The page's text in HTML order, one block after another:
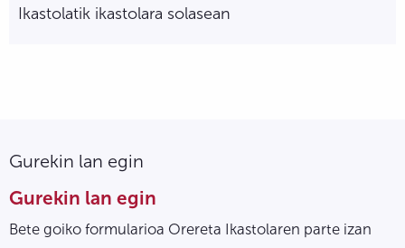
Ikastolatik ikastolara solasean
Gurekin lan egin
Gurekin lan egin
Bete goiko formularioa Orereta Ikastolaren parte izan